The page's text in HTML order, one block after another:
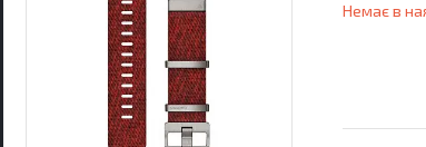
Немає в